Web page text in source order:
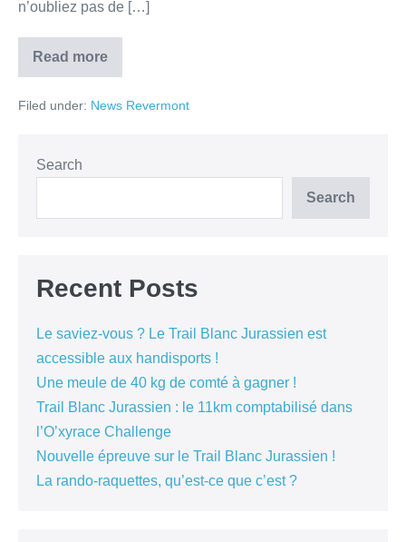
n’oubliez pas de […]
Read more
Filed under: News Revermont
Search
Search
Recent Posts
Le saviez-vous ? Le Trail Blanc Jurassien est
accessible aux handisports !
Une meule de 40 kg de comté à gagner !
Trail Blanc Jurassien : le 11km comptabilisé dans
l’O’xyrace Challenge
Nouvelle épreuve sur le Trail Blanc Jurassien !
La rando-raquettes, qu’est-ce que c’est ?